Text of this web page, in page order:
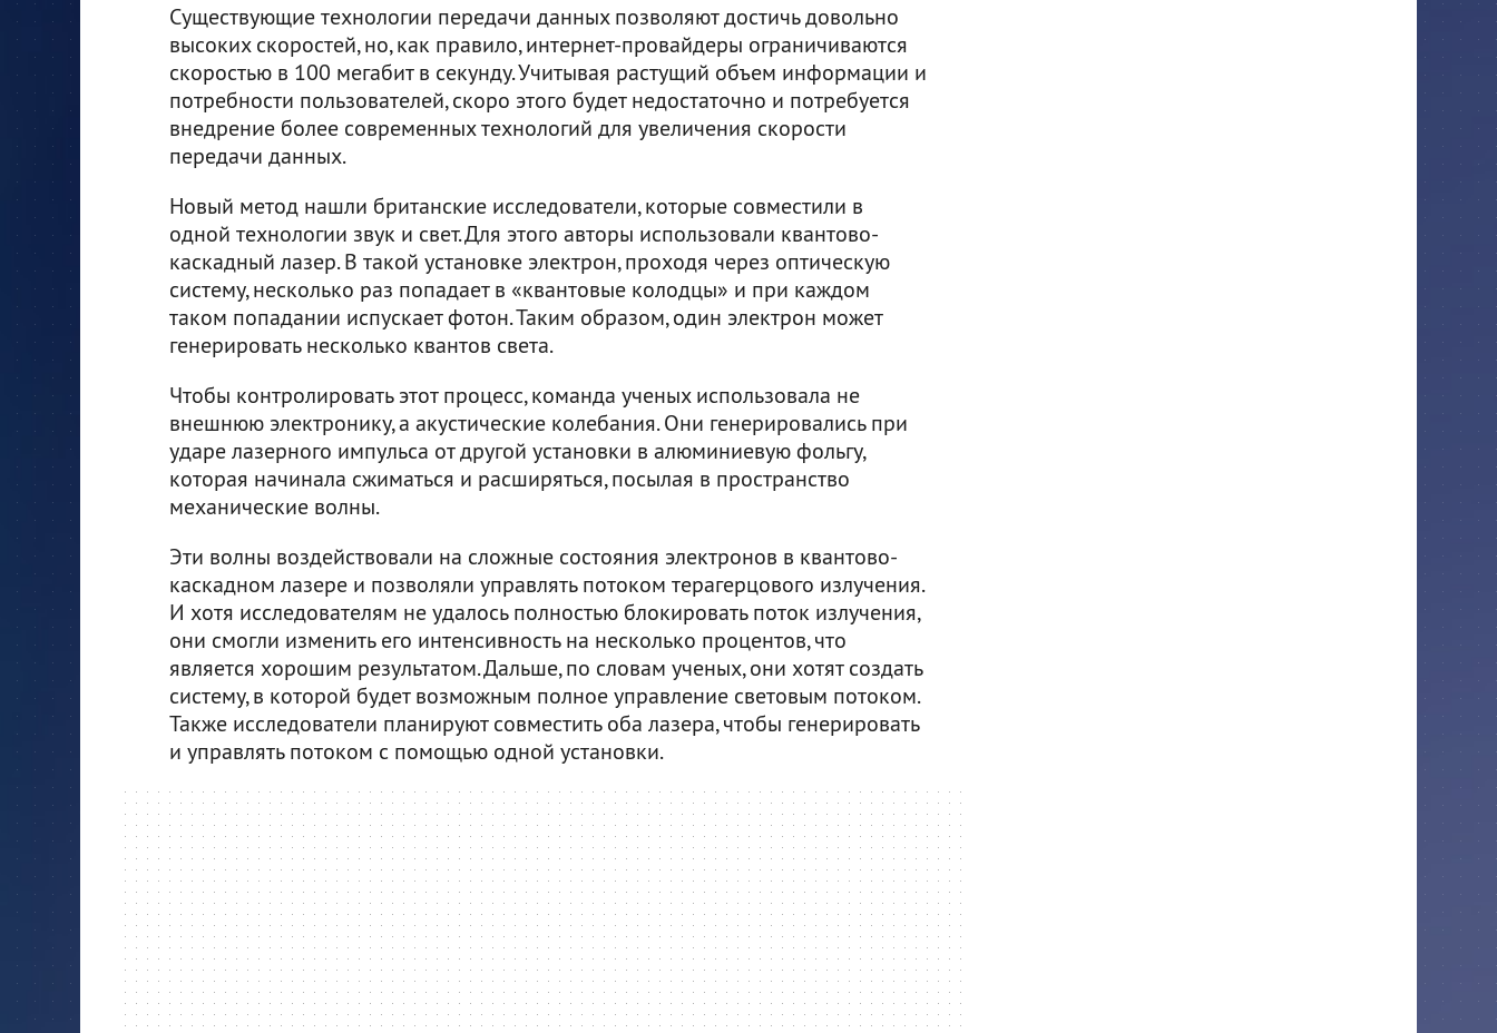
Существующие технологии передачи данных позволяют достичь довольно
высоких скоростей, но, как правило, интернет-провайдеры ограничиваются
скоростью в 100 мегабит в секунду. Учитывая растущий объем информации и
потребности пользователей, скоро этого будет недостаточно и потребуется
внедрение более современных технологий для увеличения скорости
передачи данных.
Новый метод нашли британские исследователи, которые совместили в
одной технологии звук и свет. Для этого авторы использовали квантово-
каскадный лазер. В такой установке электрон, проходя через оптическую
систему, несколько раз попадает в «квантовые колодцы» и при каждом
таком попадании испускает фотон. Таким образом, один электрон может
генерировать несколько квантов света.
Чтобы контролировать этот процесс, команда ученых использовала не
внешнюю электронику, а акустические колебания. Они генерировались при
ударе лазерного импульса от другой установки в алюминиевую фольгу,
которая начинала сжиматься и расширяться, посылая в пространство
механические волны.
Эти волны воздействовали на сложные состояния электронов в квантово-
каскадном лазере и позволяли управлять потоком терагерцового излучения.
И хотя исследователям не удалось полностью блокировать поток излучения,
они смогли изменить его интенсивность на несколько процентов, что
является хорошим результатом. Дальше, по словам ученых, они хотят создать
систему, в которой будет возможным полное управление световым потоком.
Также исследователи планируют совместить оба лазера, чтобы генерировать
и управлять потоком с помощью одной установки.